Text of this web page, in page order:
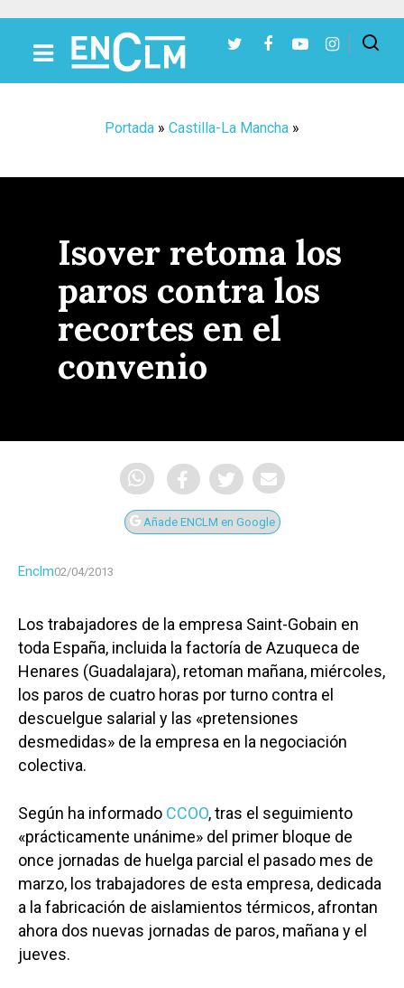
Portada » Castilla-La Mancha »
Isover retoma los
paros contra los
recortes en el
convenio
Añade ENCLM en Google
Enclm02/04/2013
Los trabajadores de la empresa Saint-Gobain en
toda España, incluida la factoría de Azuqueca de
Henares (Guadalajara), retoman mañana, miércoles,
los paros de cuatro horas por turno contra el
descuelgue salarial y las «pretensiones
desmedidas» de la empresa en la negociación
colectiva.
Según ha informado CCOO, tras el seguimiento
«prácticamente unánime» del primer bloque de
once jornadas de huelga parcial el pasado mes de
marzo, los trabajadores de esta empresa, dedicada
a la fabricación de aislamientos térmicos, afrontan
ahora dos nuevas jornadas de paros, mañana y el
jueves.